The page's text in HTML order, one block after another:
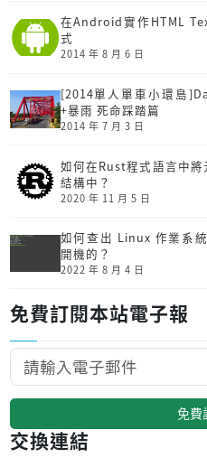
在Android實作HTML
式
2014 年 8 月 6 日
[2014單人單車小環島
+暴雨 死命踩踏篇
2014 年 7 月 3 日
如何在Rust程式語言中
結構中？
2020 年 11 月 5 日
如何查出 Linux 作業系
開機的？
2022 年 8 月 4 日
免費訂閱本站電子報
免費
交換連結